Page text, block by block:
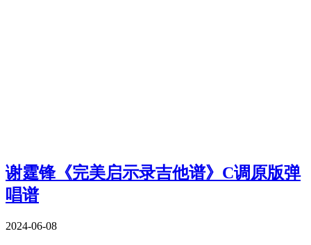
谢霆锋《完美启示录吉他谱》C调原版弹
唱谱
2024-06-08